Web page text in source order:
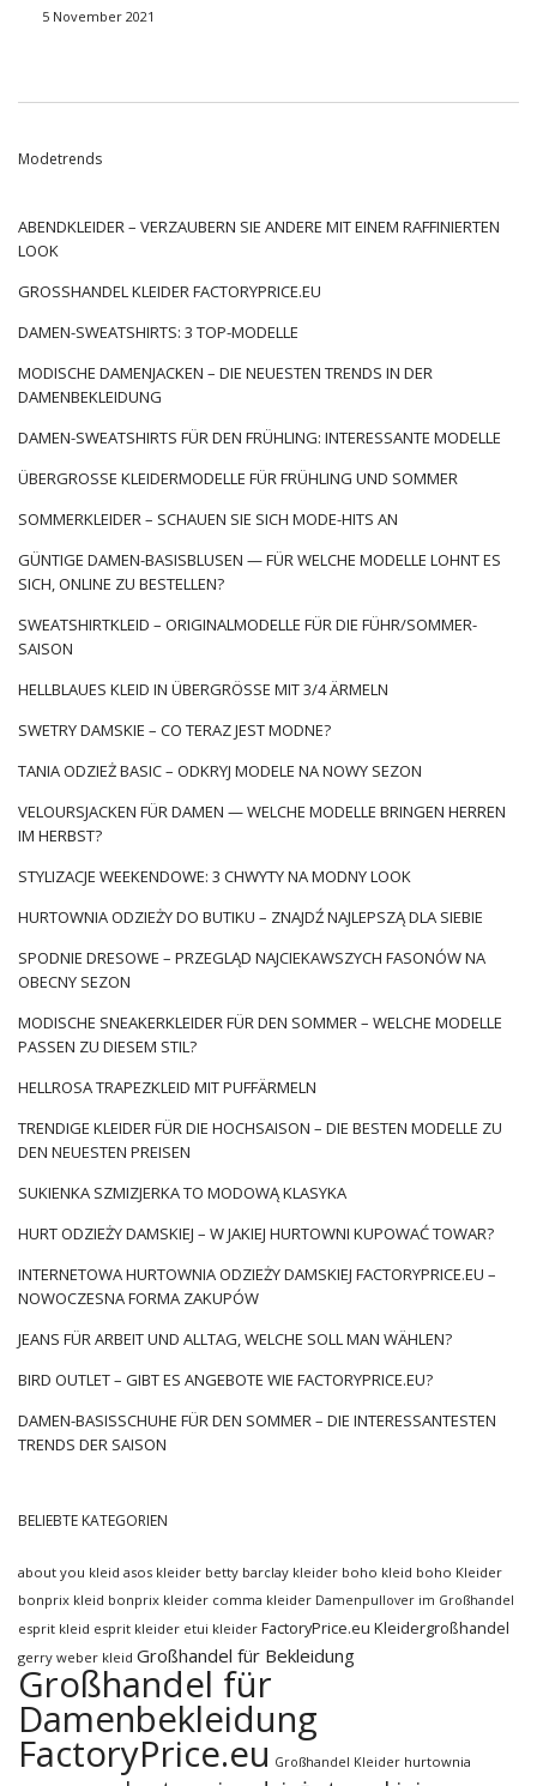
neuesten Eintrag vertraut und kaufen Sie
Wenn Sie sich für modische Pullover aus dem Großhandel
Pullover reicht bis zum Nabel), Standard bis zur Hüftlinie, bis
Länge des Maxi bis zu den Knöcheln wählen. Lange Modelle
Damenpullover können klassisch oder asymmetrisch
geschnitten sein (seitlich länger …
5 November 2021
Modetrends
ABENDKLEIDER – VERZAUBERN SIE ANDERE MIT EINEM RAFFINIERTEN
LOOK
GROSSHANDEL KLEIDER FACTORYPRICE.EU
DAMEN-SWEATSHIRTS: 3 TOP-MODELLE
MODISCHE DAMENJACKEN – DIE NEUESTEN TRENDS IN DER
DAMENBEKLEIDUNG
DAMEN-SWEATSHIRTS FÜR DEN FRÜHLING: INTERESSANTE MODELLE
ÜBERGROSSE KLEIDERMODELLE FÜR FRÜHLING UND SOMMER
SOMMERKLEIDER – SCHAUEN SIE SICH MODE-HITS AN
GÜNTIGE DAMEN-BASISBLUSEN — FÜR WELCHE MODELLE LOHNT ES
SICH, ONLINE ZU BESTELLEN?
SWEATSHIRTKLEID – ORIGINALMODELLE FÜR DIE FÜHR/SOMMER-
SAISON
HELLBLAUES KLEID IN ÜBERGRÖSSE MIT 3/4 ÄRMELN
SWETRY DAMSKIE – CO TERAZ JEST MODNE?
TANIA ODZIEŻ BASIC – ODKRYJ MODELE NA NOWY SEZON
VELOURSJACKEN FÜR DAMEN — WELCHE MODELLE BRINGEN HERREN
IM HERBST?
STYLIZACJE WEEKENDOWE: 3 CHWYTY NA MODNY LOOK
HURTOWNIA ODZIEŻY DO BUTIKU – ZNAJDŹ NAJLEPSZĄ DLA SIEBIE
SPODNIE DRESOWE – PRZEGLĄD NAJCIEKAWSZYCH FASONÓW NA
OBECNY SEZON
MODISCHE SNEAKERKLEIDER FÜR DEN SOMMER – WELCHE MODELLE
PASSEN ZU DIESEM STIL?
HELLROSA TRAPEZKLEID MIT PUFFÄRMELN
TRENDIGE KLEIDER FÜR DIE HOCHSAISON – DIE BESTEN MODELLE ZU
DEN NEUESTEN PREISEN
SUKIENKA SZMIZJERKA TO MODOWĄ KLASYKA
HURT ODZIEŻY DAMSKIEJ – W JAKIEJ HURTOWNI KUPOWAĆ TOWAR?
INTERNETOWA HURTOWNIA ODZIEŻY DAMSKIEJ FACTORYPRICE.EU –
NOWOCZESNA FORMA ZAKUPÓW
JEANS FÜR ARBEIT UND ALLTAG, WELCHE SOLL MAN WÄHLEN?
BIRD OUTLET – GIBT ES ANGEBOTE WIE FACTORYPRICE.EU?
DAMEN-BASISSCHUHE FÜR DEN SOMMER – DIE INTERESSANTESTEN
TRENDS DER SAISON
BELIEBTE KATEGORIEN
about you kleid asos kleider betty barclay kleider boho kleid boho Kleider
bonprix kleid bonprix kleider comma kleider Damenpullover im Großhandel
esprit kleid esprit kleider etui kleider FactoryPrice.eu Kleidergroßhandel
gerry weber kleid Großhandel für Bekleidung
Großhandel für
Damenbekleidung
FactoryPrice.eu Großhandel Kleider hurtownia